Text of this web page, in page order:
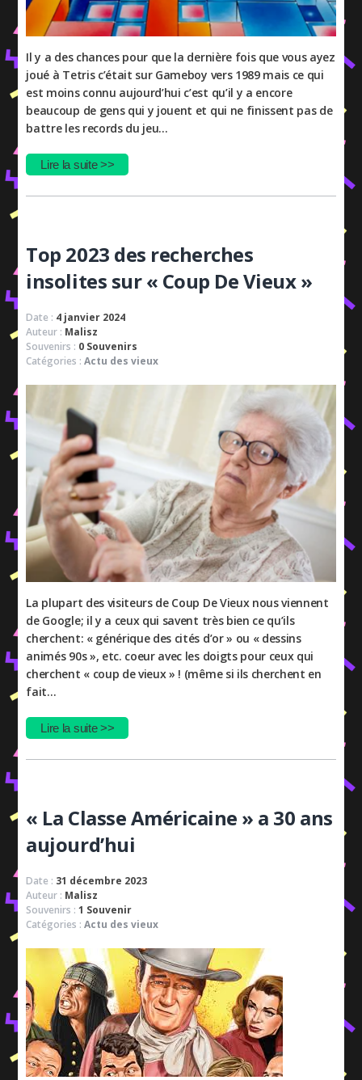
Il y a des chances pour que la dernière fois que vous ayez
joué à Tetris c’était sur Gameboy vers 1989 mais ce qui
est moins connu aujourd’hui c’est qu’il y a encore
beaucoup de gens qui y jouent et qui ne finissent pas de
battre les records du jeu…
Lire la suite >>
Top 2023 des recherches
insolites sur « Coup De Vieux »
Date : 4 janvier 2024
Auteur : Malisz
Souvenirs : 0 Souvenirs
Catégories :Actu des vieux
La plupart des visiteurs de Coup De Vieux nous viennent
de Google; il y a ceux qui savent très bien ce qu’ils
cherchent: « générique des cités d’or » ou « dessins
animés 90s », etc. coeur avec les doigts pour ceux qui
cherchent « coup de vieux » ! (même si ils cherchent en
fait…
Lire la suite >>
« La Classe Américaine » a 30 ans
aujourd’hui
Date : 31 décembre 2023
Auteur : Malisz
Souvenirs :1 Souvenir
Catégories :Actu des vieux